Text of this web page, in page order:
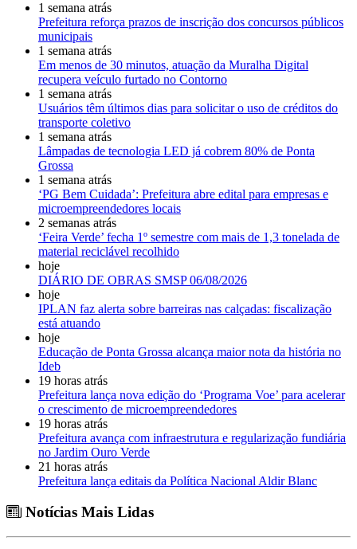
1 semana atrás
Prefeitura reforça prazos de inscrição dos concursos públicos
municipais
1 semana atrás
Em menos de 30 minutos, atuação da Muralha Digital
recupera veículo furtado no Contorno
1 semana atrás
Usuários têm últimos dias para solicitar o uso de créditos do
transporte coletivo
1 semana atrás
Lâmpadas de tecnologia LED já cobrem 80% de Ponta
Grossa
1 semana atrás
‘PG Bem Cuidada’: Prefeitura abre edital para empresas e
microempreendedores locais
2 semanas atrás
‘Feira Verde’ fecha 1º semestre com mais de 1,3 tonelada de
material reciclável recolhido
hoje
DIÁRIO DE OBRAS SMSP 06/08/2026
hoje
IPLAN faz alerta sobre barreiras nas calçadas: fiscalização
está atuando
hoje
Educação de Ponta Grossa alcança maior nota da história no
Ideb
19 horas atrás
Prefeitura lança nova edição do ‘Programa Voe’ para acelerar
o crescimento de microempreendedores
19 horas atrás
Prefeitura avança com infraestrutura e regularização fundiária
no Jardim Ouro Verde
21 horas atrás
Prefeitura lança editais da Política Nacional Aldir Blanc
Notícias Mais Lidas